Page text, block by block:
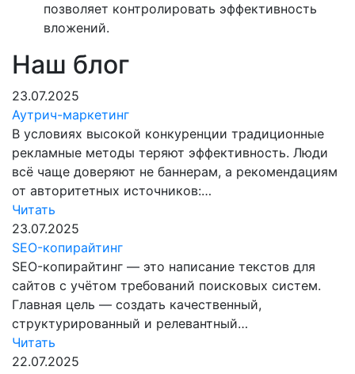
позволяет контролировать эффективность
вложений.
Наш блог
23.07.2025
Аутрич-маркетинг
В условиях высокой конкуренции традиционные
рекламные методы теряют эффективность. Люди
всё чаще доверяют не баннерам, а рекомендациям
от авторитетных источников:…
Читать
23.07.2025
SEO-копирайтинг
SEO-копирайтинг — это написание текстов для
сайтов с учётом требований поисковых систем.
Главная цель — создать качественный,
структурированный и релевантный…
Читать
22.07.2025